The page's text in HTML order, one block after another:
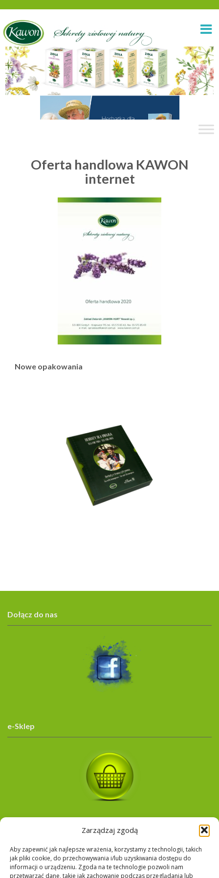
Zarządzaj zgodą
Aby zapewnić jak najlepsze wrażenia, korzystamy z technologii, takich
jak pliki cookie, do przechowywania i/lub uzyskiwania dostępu do
informacji o urządzeniu. Zgoda na te technologie pozwoli nam
przetwarzać dane, takie jak zachowanie podczas przeglądania lub
Oferta handlowa KAWON
internet
Nowe opakowania
Dołącz do nas
e-Sklep
Google Language Translator